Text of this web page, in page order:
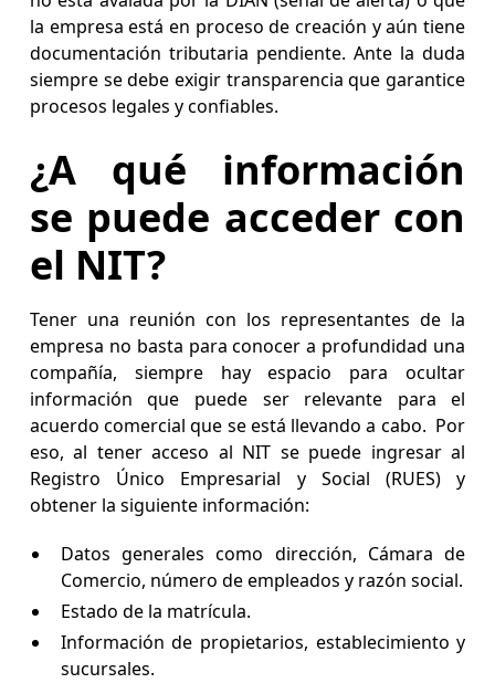
la empresa está en proceso de creación y aún tiene
documentación tributaria pendiente. Ante la duda
siempre se debe exigir transparencia que garantice
procesos legales y confiables.
¿A qué información
se puede acceder con
el NIT?
Tener una reunión con los representantes de la
empresa no basta para conocer a profundidad una
compañía, siempre hay espacio para ocultar
información que puede ser relevante para el
acuerdo comercial que se está llevando a cabo. Por
eso, al tener acceso al NIT se puede ingresar al
Registro Único Empresarial y Social (RUES) y
obtener la siguiente información:
Datos generales como dirección, Cámara de
Comercio, número de empleados y razón social.
Estado de la matrícula.
Información de propietarios, establecimiento y
sucursales.